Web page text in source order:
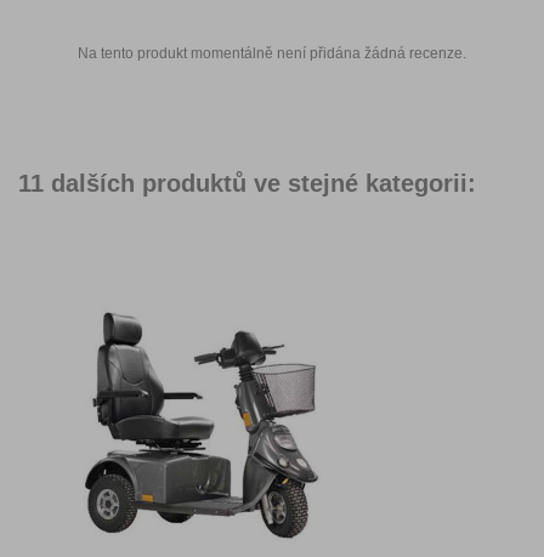
Na tento produkt momentálně není přidána žádná recenze.
11 dalších produktů ve stejné kategorii: